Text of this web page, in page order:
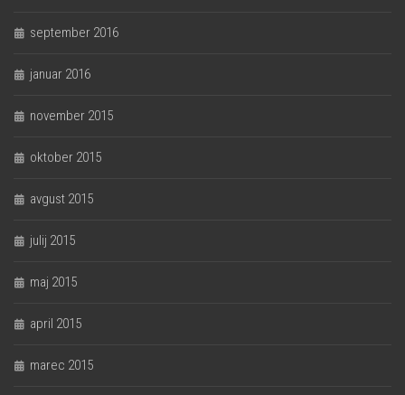
september 2016
januar 2016
november 2015
oktober 2015
avgust 2015
julij 2015
maj 2015
april 2015
marec 2015